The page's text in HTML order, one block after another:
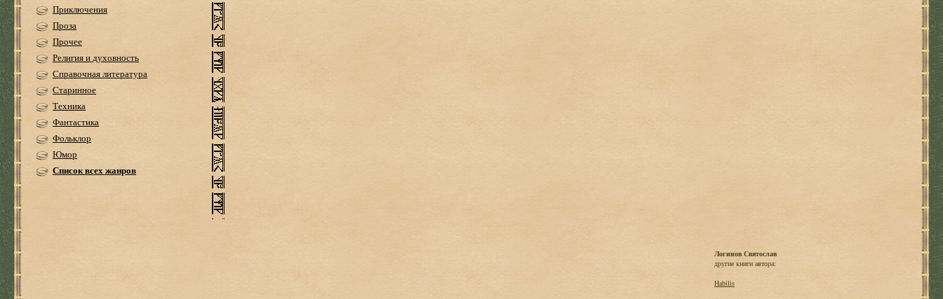
Приключения
Проза
Прочее
Религия и духовность
Справочная литература
Старинное
Техника
Фантастика
Фольклор
Юмор
Список всех жанров
Логинов Святослав
другие книги автора:
Habilis